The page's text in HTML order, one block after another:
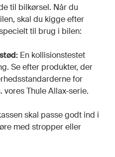
til bilkørsel. Når du
skal du kigge efter
til brug i bilen:
En kollisionstestet
Se efter produkter, der
for
vores Thule Allax-serie.
skal passe godt ind i
med stropper eller